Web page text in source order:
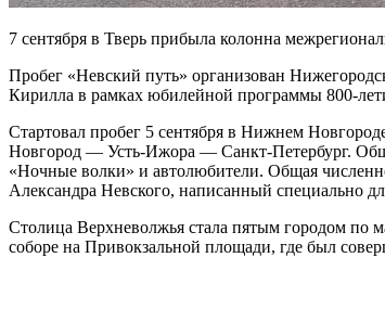
7 сентября в Тверь прибыла колонна
Пробег «Невский путь» организован
Кирилла в рамках юбилейной программы 800-
Стартовал пробег 5 сентября в Нижнем
Новгород — Усть-Ижора — Санкт-Петербург.
«Ночные волки» и автолюбители. Общая
Александра Невского, написанный специально
Столица Верхневолжья стала пятым городом по
соборе на Привокзальной площади, где был